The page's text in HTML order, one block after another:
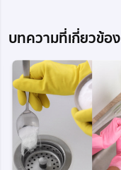
บทความที่เกี่ยวข้อง